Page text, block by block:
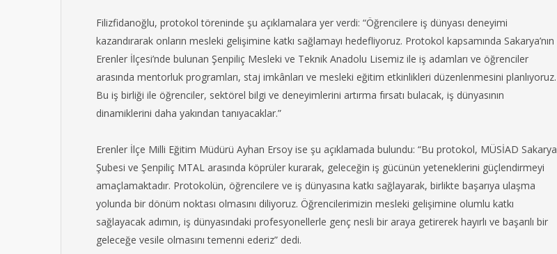
Filizfidanoğlu, protokol töreninde şu açıklamalara yer verdi: “Öğrencilere iş dünyası deneyimi
kazandırarak onların mesleki gelişimine katkı sağlamayı hedefliyoruz. Protokol kapsamında Sakarya’nın
Erenler İlçesi’nde bulunan Şenpiliç Mesleki ve Teknik Anadolu Lisemiz ile iş adamları ve öğrenciler
arasında mentorluk programları, staj imkânları ve mesleki eğitim etkinlikleri düzenlenmesini planlıyoruz.
Bu iş birliği ile öğrenciler, sektörel bilgi ve deneyimlerini artırma fırsatı bulacak, iş dünyasının
dinamiklerini daha yakından tanıyacaklar.”
Erenler İlçe Milli Eğitim Müdürü Ayhan Ersoy ise şu açıklamada bulundu: “Bu protokol, MÜSİAD Sakarya
Şubesi ve Şenpiliç MTAL arasında köprüler kurarak, geleceğin iş gücünün yeteneklerini güçlendirmeyi
amaçlamaktadır. Protokolün, öğrencilere ve iş dünyasına katkı sağlayarak, birlikte başarıya ulaşma
yolunda bir dönüm noktası olmasını diliyoruz. Öğrencilerimizin mesleki gelişimine olumlu katkı
sağlayacak adımın, iş dünyasındaki profesyonellerle genç nesli bir araya getirerek hayırlı ve başarılı bir
geleceğe vesile olmasını temenni ederiz” dedi.